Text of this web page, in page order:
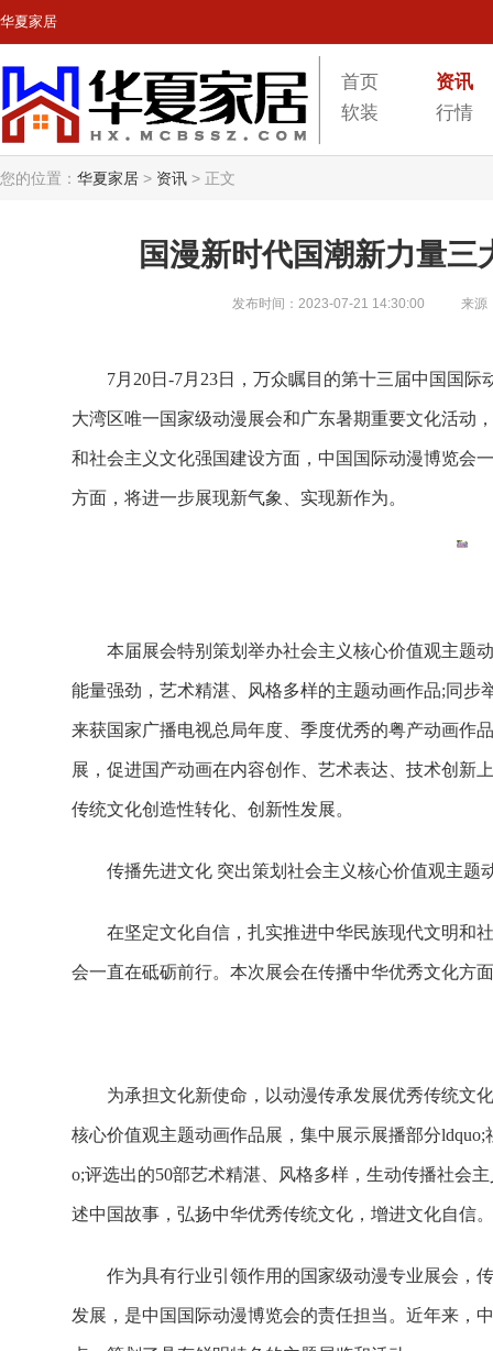
华夏家居
首页
资讯
软装
行情
您的位置： 华夏家居 > 资讯 > 正文
国漫新时代国潮新力量
发布时间：2023-07-21 14:30:00 来源
7月20日-7月23日，万众瞩目的第十三届中国国
大湾区唯一国家级动漫展会和广东暑期重要文化活动
和社会主义文化强国建设方面，中国国际动漫博览会
方面，将进一步展现新气象、实现新作为。
本届展会特别策划举办社会主义核心价值观主题
能量强劲，艺术精湛、风格多样的主题动画作品;同
来获国家广播电视总局年度、季度优秀的粤产动画作
展，促进国产动画在内容创作、艺术表达、技术创新
传统文化创造性转化、创新性发展。
传播先进文化 突出策划社会主义核心价值观主题
在坚定文化自信，扎实推进中华民族现代文明和
会一直在砥砺前行。本次展会在传播中华优秀文化方
为承担文化新使命，以动漫传承发展优秀传统文
核心价值观主题动画作品展，集中展示展播部分
o;评选出的50部艺术精湛、风格多样，生动传播社会
述中国故事，弘扬中华优秀传统文化，增进文化自信。
作为具有行业引领作用的国家级动漫专业展会，
发展，是中国国际动漫博览会的责任担当。近年来，